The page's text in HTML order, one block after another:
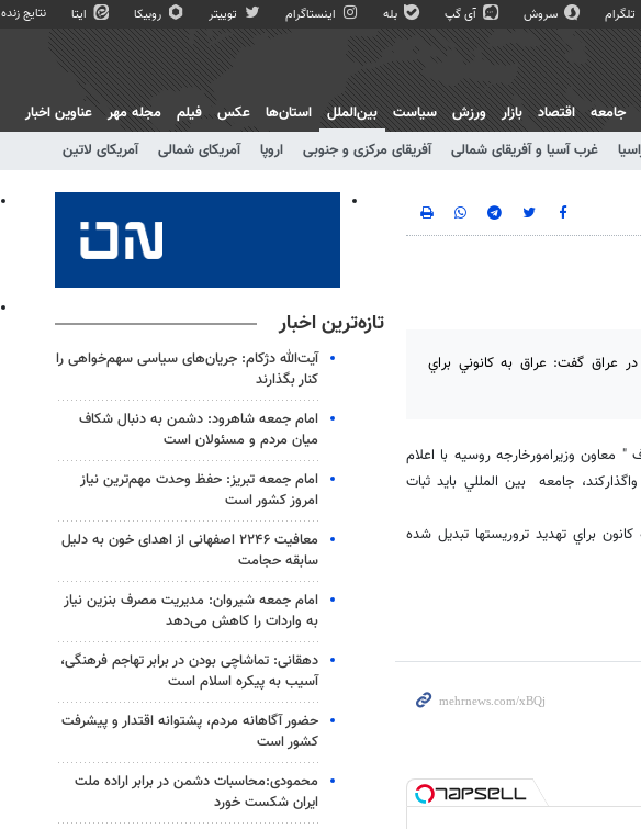
تلگرام سروش آی گپ بله اینستاگرام توییتر روبیکا ایتا نتایج زنده
جامعه اقتصاد بازار ورزش سیاست
بین‌الملل
غرب آسیا و آفریقای شمالی آفریقای مرکزی و جنوبی اروپا آمریکای شمالی آمریکای لاتین
استان‌ها عکس فیلم مجله مهر عناوین اخبار
عراق گفت: عراق به كانوني براي
معاون وزيرامورخارجه روسيه با اعلام
جامعه بين المللي بايد ثبات
براي تهديد تروريستها تبديل شده
تازه‌ترین اخبار
آیت‌الله دژکام: جریان‌های سیاسی سهم‌خواهی را
کنار بگذارند
امام جمعه شاهرود: دشمن به دنبال شکاف
میان مردم و مسئولان است
امام جمعه تبریز: حفظ وحدت مهم‌ترین نیاز
امروز کشور است
معافیت ۲۲۴۶ اصفهانی از اهدای خون به دلیل
سابقه حجامت
امام جمعه شیروان: مدیریت مصرف بنزین نیاز
به واردات را کاهش می‌دهد
دهقانی: تماشاچی بودن در برابر تهاجم فرهنگی،
آسیب به پیکره اسلام است
حضور آگاهانه مردم، پشتوانه اقتدار و پیشرفت
کشور است
محمودی:محاسبات دشمن در برابر اراده ملت
ایران شکست خورد